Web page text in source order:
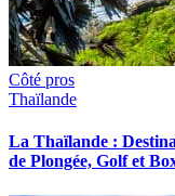
Côté pros
Thaïlande
La Thaïlande :
de Plongée, Golf et